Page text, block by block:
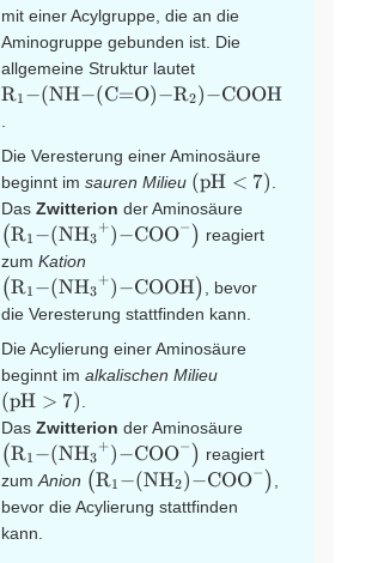
mit einer Acylgruppe, die an die
Aminogruppe gebunden ist. Die
allgemeine Struktur lautet
(NH-
(C=O)-
COOH}
RX
1 −(NH−(C=O)−RX
2)−COOH
Die Veresterung einer Aminosäure
beginnt im sauren Milieu \left(
\text{pH}
<7 \right)
(pH < 7)
Das Zwitterion der Aminosäure
\ce{R1-
(RX
1 −(NHX
3X
+)−COOX
− ) reagiert
zum Kation
\ce{R1-
(NH3^{+})-
COOH}
\right)
(RX
1 −(NHX
3X
+)−COOH)
, bevor
die Veresterung stattfinden kann.
Die Acylierung einer Aminosäure
beginnt im alkalischen Milieu
>7 \right)
(pH > 7)
Das Zwitterion der Aminosäure
\ce{R1-
(NH3^{+})-
COO^{-}}
(RX
1 −(NHX
3X
+)−COOX
− ) reagiert
zum Anion \left(
\ce{R1-
(RX
1 −(NHX
2)−COOX
− )
bevor die Acylierung stattfinden
kann.